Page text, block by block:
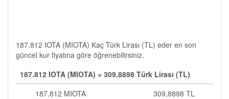
187.812 IOTA (MIOTA) Kaç Türk Lirası (TL) eder en son
güncel kur fiyatına göre öğrenebilirsiniz.
187.812 IOTA (MIOTA) = 309,8898 Türk Lirası (TL)
187.812 MIOTA
309,8898 TL